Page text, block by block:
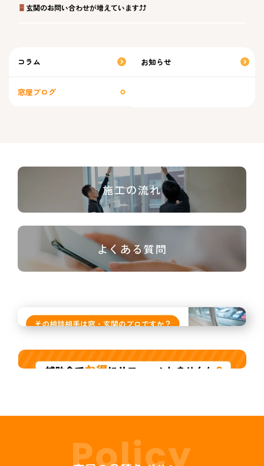
玄関のお問い合わせが増えています⤴⤴
コラム お知らせ
窓屋ブログ
施工の流れ
よくある質問